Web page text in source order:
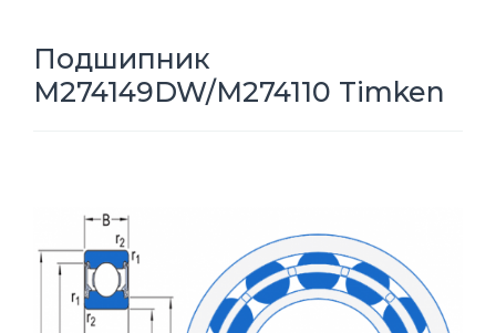
Подшипник
M274149DW/M274110 Timken